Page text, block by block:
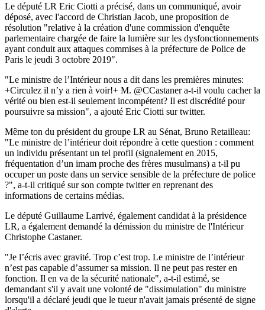
Le député LR Eric Ciotti a précisé, dans un communiqué, avoir
déposé, avec l'accord de Christian Jacob, une proposition de
résolution "relative à la création d'une commission d'enquête
parlementaire chargée de faire la lumière sur les dysfonctionnements
ayant conduit aux attaques commises à la préfecture de Police de
Paris le jeudi 3 octobre 2019".
"Le ministre de l’Intérieur nous a dit dans les premières minutes:
+Circulez il n’y a rien à voir!+ M. @CCastaner a-t-il voulu cacher la
vérité ou bien est-il seulement incompétent? Il est discrédité pour
poursuivre sa mission", a ajouté Eric Ciotti sur twitter.
Même ton du président du groupe LR au Sénat, Bruno Retailleau:
"Le ministre de l’intérieur doit répondre à cette question : comment
un individu présentant un tel profil (signalement en 2015,
fréquentation d’un imam proche des frères musulmans) a t-il pu
occuper un poste dans un service sensible de la préfecture de police
?", a-t-il critiqué sur son compte twitter en reprenant des
informations de certains médias.
Le député Guillaume Larrivé, également candidat à la présidence
LR, a également demandé la démission du ministre de l'Intérieur
Christophe Castaner.
"Je l’écris avec gravité. Trop c’est trop. Le ministre de l’intérieur
n’est pas capable d’assumer sa mission. Il ne peut pas rester en
fonction. Il en va de la sécurité nationale", a-t-il estimé, se
demandant s'il y avait une volonté de "dissimulation" du ministre
lorsqu'il a déclaré jeudi que le tueur n'avait jamais présenté de signe